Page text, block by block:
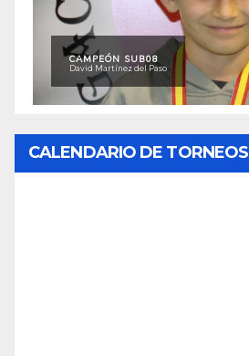
CAMPEÓN SUB08
David Martínez del Paso
CALENDARIO DE TORNEOS